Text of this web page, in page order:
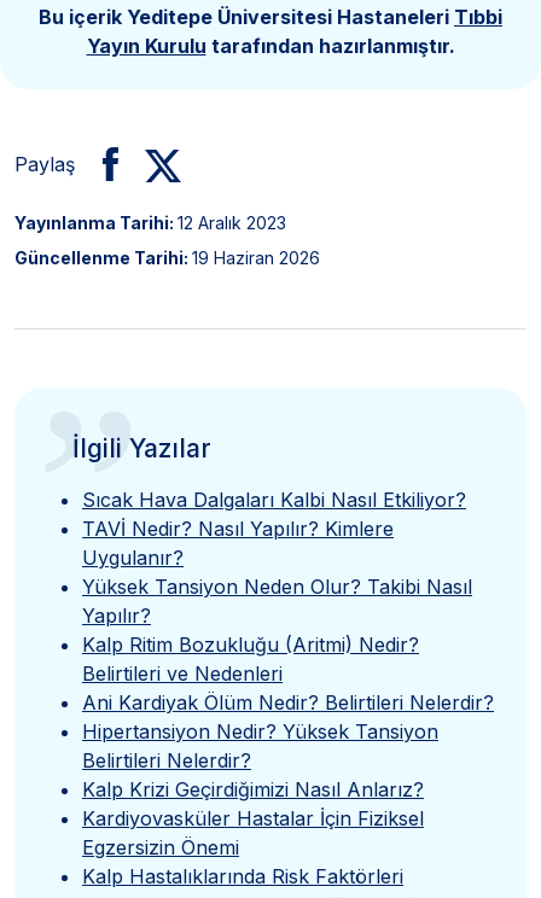
Bu içerik Yeditepe Üniversitesi Hastaneleri Tıbbi
Yayın Kurulu tarafından hazırlanmıştır.
Paylaş
Yayınlanma Tarihi: 12 Aralık 2023
Güncellenme Tarihi: 19 Haziran 2026
”
İlgili Yazılar
Sıcak Hava Dalgaları Kalbi Nasıl Etkiliyor?
TAVİ Nedir? Nasıl Yapılır? Kimlere
Uygulanır?
Yüksek Tansiyon Neden Olur? Takibi Nasıl
Yapılır?
Kalp Ritim Bozukluğu (Aritmi) Nedir?
Belirtileri ve Nedenleri
Ani Kardiyak Ölüm Nedir? Belirtileri Nelerdir?
Hipertansiyon Nedir? Yüksek Tansiyon
Belirtileri Nelerdir?
Kalp Krizi Geçirdiğimizi Nasıl Anlarız?
Kardiyovasküler Hastalar İçin Fiziksel
Egzersizin Önemi
Kalp Hastalıklarında Risk Faktörleri